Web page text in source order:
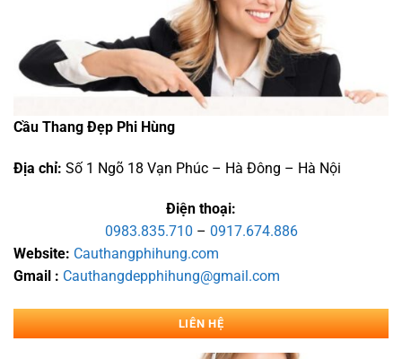
Cầu Thang Đẹp Phi Hùng
Địa chỉ: Số 1 Ngõ 18 Vạn Phúc – Hà Đông – Hà Nội
Điện thoại:
0983.835.710 – 0917.674.886
Website: Cauthangphihung.com
Gmail : Cauthangdepphihung@gmail.com
LIÊN HỆ